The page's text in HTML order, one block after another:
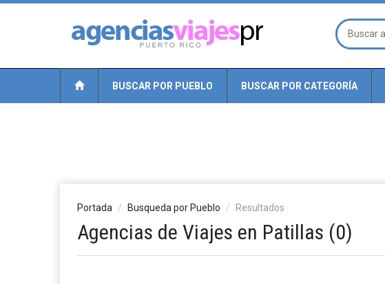
BUSCAR POR PUEBLO BUSCAR POR CATEGORÍA
Portada Busqueda por Pueblo Resultados
Agencias de Viajes en Patillas (0)